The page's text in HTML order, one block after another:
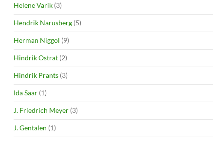
Helene Varik (3)
Hendrik Narusberg (5)
Herman Niggol (9)
Hindrik Ostrat (2)
Hindrik Prants (3)
Ida Saar (1)
J. Friedrich Meyer (3)
J. Gentalen (1)